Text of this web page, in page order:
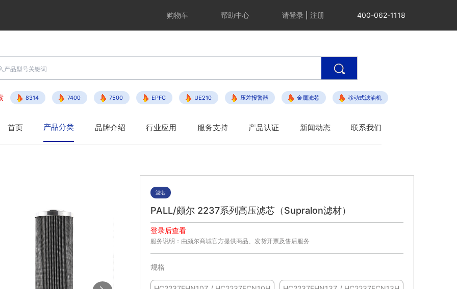
购物车 帮助中心 请登录 注册 400-062-1118
8314 7400 7500 EPFC UE210 压差报警器 金属滤芯 移动式滤油机
首页 产品分类 品牌介绍 行业应用 服务支持 产品认证 新闻动态 联系我们
滤芯
PALL/颇尔 2237系列高压滤芯（Supralon滤材）
登录后查看
服务说明：由颇尔商城官方提供商品、发货开票及售后服务
规格